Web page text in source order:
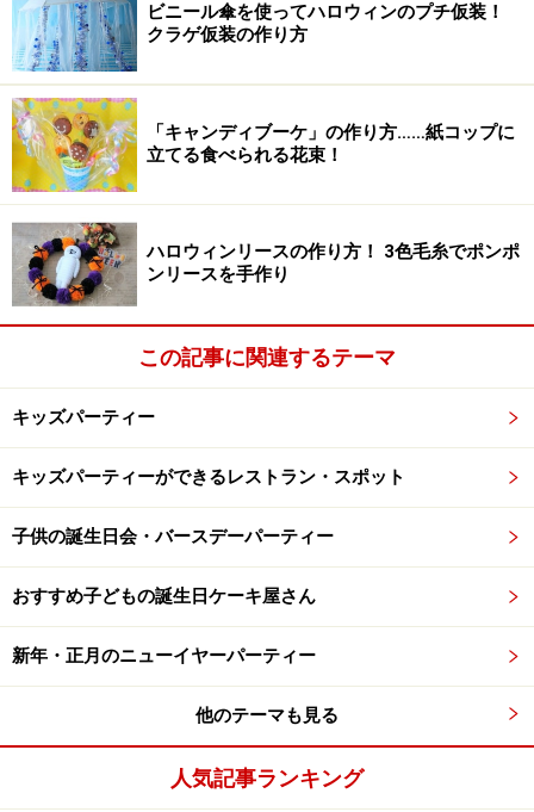
また2階の会場を貸し切って楽しいキッズパーティーが
開ける「パーティープラン」もあります。こちらは
ズパーティーegmt
ご活躍中の島本紗央理さんによる会場の装飾やパーティ
ーのサポートなども受けられます。風船を沢山飾ったパ
ーティーなら子ども達は大喜びですね。その他、バルー
ンアートの展示会やパフォーマーの派遣なども行ってお
られます。詳しくはお店にご相談ください。
クリスマスパーティーにぴったりなバルー
ンがいっぱい！
この時期店内にはクリスマスパーティーを盛り上げてく
れそうなサンタクロースやスノーマンの可愛いバルーン
ヘリウムガスの入ったアルミ風船。
アルミ風船のサンタクロースは立体的でほのぼのとした
ビニール傘を使ってハロウィンのプチ仮装！
クラゲ仮装の作り方
「キャンディブーケ」の作り方……紙コップに
立てる食べられる花束！
ハロウィンリースの作り方！ 3色毛糸でポンポ
ンリースを手作り
この記事に関連するテーマ
キッズパーティー
キッズパーティーができるレストラン・スポット
子供の誕生日会・バースデーパーティー
おすすめ子どもの誕生日ケーキ屋さん
新年・正月のニューイヤーパーティー
他のテーマも見る
人気記事ランキング